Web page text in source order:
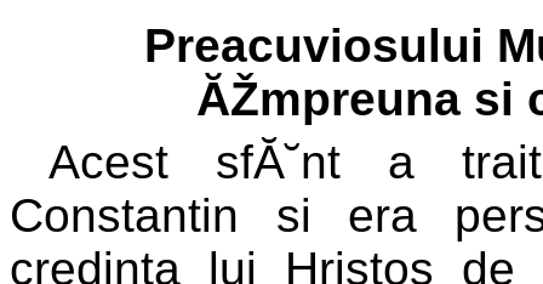
Preacuviosului
ĂŽmpreuna si
Acest sfĂ˘nt a
Constantin si era
credinta lui Hristos de